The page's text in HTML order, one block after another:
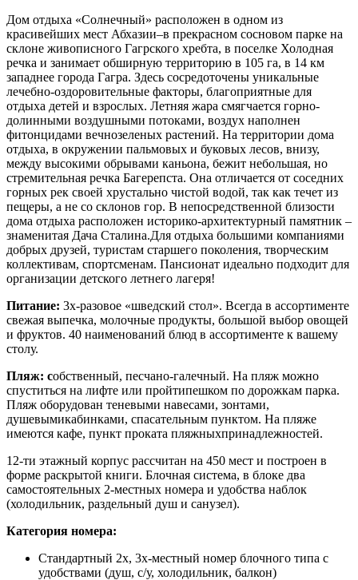
Дом отдыха «Солнечный» расположен в одном из
красивейших мест Абхазии–в прекрасном сосновом парке на
склоне живописного Гагрского хребта, в поселке Холодная
речка и занимает обширную территорию в 105 га, в 14 км
западнее города Гагра. Здесь сосредоточены уникальные
лечебно-оздоровительные факторы, благоприятные для
отдыха детей и взрослых. Летняя жара смягчается горно-
долинными воздушными потоками, воздух наполнен
фитонцидами вечнозеленых растений. На территории дома
отдыха, в окружении пальмовых и буковых лесов, внизу,
между высокими обрывами каньона, бежит небольшая, но
стремительная речка Багерепста. Она отличается от соседних
горных рек своей хрустально чистой водой, так как течет из
пещеры, а не со склонов гор. В непосредственной близости
дома отдыха расположен историко-архитектурный памятник –
знаменитая Дача Сталина.Для отдыха большими компаниями
добрых друзей, туристам старшего поколения, творческим
коллективам, спортсменам. Пансионат идеально подходит для
организации детского летнего лагеря!
Питание: 3х-разовое «шведский стол». Всегда в ассортименте
свежая выпечка, молочные продукты, большой выбор овощей
и фруктов. 40 наименований блюд в ассортименте к вашему
столу.
Пляж: собственный, песчано-галечный. На пляж можно
спуститься на лифте или пройтипешком по дорожкам парка.
Пляж оборудован теневыми навесами, зонтами,
душевымикабинками, спасательным пунктом. На пляже
имеются кафе, пункт проката пляжныхпринадлежностей.
12-ти этажный корпус рассчитан на 450 мест и построен в
форме раскрытой книги. Блочная система, в блоке два
самостоятельных 2-местных номера и удобства наблок
(холодильник, раздельный душ и санузел).
Категория номера:
Стандартный 2х, 3х-местный номер блочного типа с
удобствами (душ, с/у, холодильник, балкон)